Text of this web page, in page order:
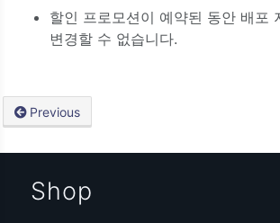
할인 프로모션이 예약된 동안 배포
변경할 수 없습니다.
Previous
Shop